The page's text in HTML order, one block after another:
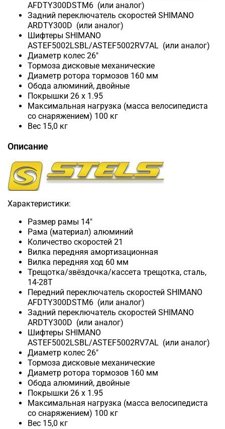
AFDTY300DSTM6 (или аналог)
Задний переключатель скоростей SHIMANO
ARDTY300D (или аналог)
Шифтеры SHIMANO
ASTEF5002LSBL/ASTEF5002RV7AL (или аналог)
Диаметр колес 26"
Тормоза дисковые механические
Диаметр ротора тормозов 160 мм
Обода алюминий, двойные
Покрышки 26 x 1.95
Максимальная нагрузка (масса велосипедиста
со снаряжением) 100 кг
Вес 15,0 кг
Описание
Характеристики:
Размер рамы 14"
Рама (материал) алюминий
Количество скоростей 21
Вилка передняя амортизационная
Вилка передняя ход 60 мм
Трещотка/звёздочка/кассета трещотка, сталь,
14-28Т
Передний переключатель скоростей SHIMANO
AFDTY300DSTM6 (или аналог)
Задний переключатель скоростей SHIMANO
ARDTY300D (или аналог)
Шифтеры SHIMANO
ASTEF5002LSBL/ASTEF5002RV7AL (или аналог)
Диаметр колес 26"
Тормоза дисковые механические
Диаметр ротора тормозов 160 мм
Обода алюминий, двойные
Покрышки 26 x 1.95
Максимальная нагрузка (масса велосипедиста
со снаряжением) 100 кг
Вес 15,0 кг